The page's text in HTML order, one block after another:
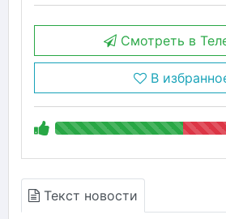
Смотреть в
В
Текст новости